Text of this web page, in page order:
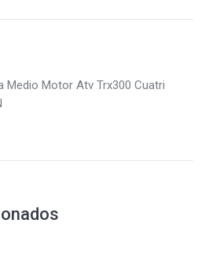
Medio Motor Atv Trx300 Cuatri